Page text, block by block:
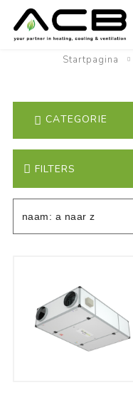
Startpagina
FILTERS
CATEGORIE